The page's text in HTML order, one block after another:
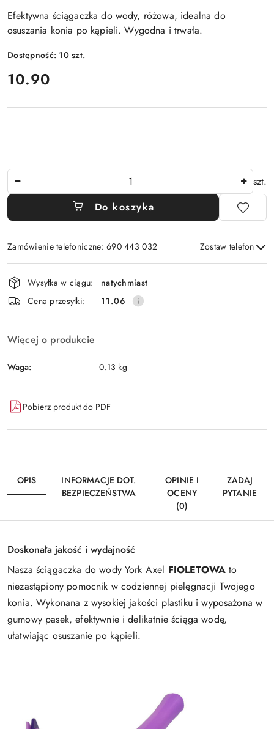
Efektywna ściągaczka do wody, różowa, idealna do
osuszania konia po kąpieli. Wygodna i trwała.
Dostępność: 10szt.
cena:
10.90
szt.
Do koszyka
Zamówienie telefoniczne: 690 443 032 Zostaw telefon
Wyślij
Dostępność
i
dostawa
Wysyłka w ciągu:
natychmiast
Cena przesyłki:
11.06
Więcej o produkcie
Waga: 0.13 kg
Pobierz produkt do PDF
OPIS
INFORMACJE DOT.
BEZPIECZEŃSTWA
OPINIE I
OCENY
(0)
ZADAJ
PYTANIE
Doskonała jakość i wydajność
Nasza ściągaczka do wody York Axel FIOLETOWA to
niezastąpiony pomocnik w codziennej pielęgnacji Twojego
konia. Wykonana z wysokiej jakości plastiku i wyposażona w
gumowy pasek, efektywnie i delikatnie ściąga wodę,
ułatwiając osuszanie po kąpieli.